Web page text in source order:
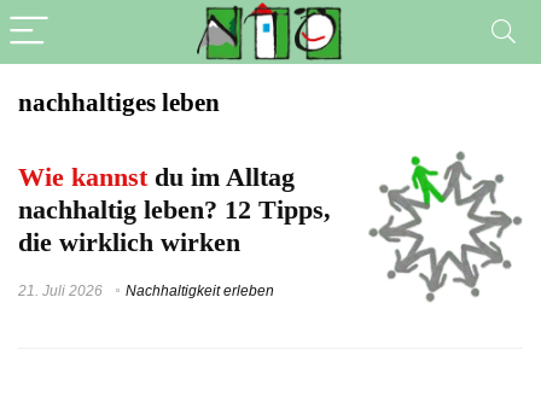
nachhaltiges leben
Wie kannstdu im Alltag
nachhaltig leben? 12 Tipps,
die wirklich wirken
21. Juli 2026 Nachhaltigkeit erleben